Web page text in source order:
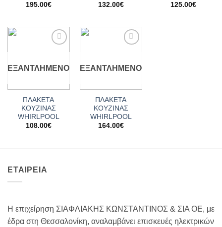
195.00€
132.00€
125.00€
ΕΞΑΝΤΛΗΜΈΝΟ
ΠΛΑΚΕΤΑ
ΚΟΥΖΙΝΑΣ
WHIRLPOOL
108.00€
ΕΞΑΝΤΛΗΜΈΝΟ
ΠΛΑΚΕΤΑ
ΚΟΥΖΙΝΑΣ
WHIRLPOOL
164.00€
ΕΤΑΙΡΕΙΑ
Η επιχείρηση ΣΙΑΦΛΙΑΚΗΣ ΚΩΝΣΤΑΝΤΙΝΟΣ & ΣΙΑ ΟΕ, με
έδρα στη Θεσσαλονίκη, αναλαμβάνει επισκευές ηλεκτρικών